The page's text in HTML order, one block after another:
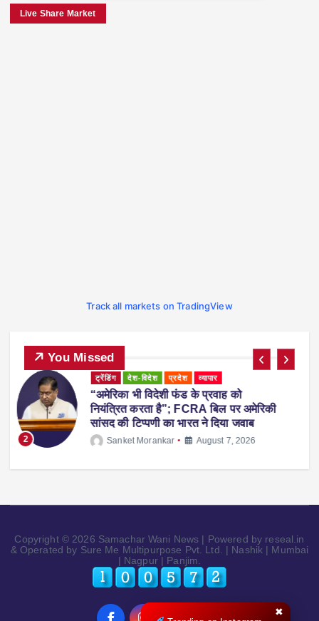
✖
Live Share Market
Track all markets on TradingView
You Missed
ट्रेंडिंग देश-विदेश प्रदेश महाराष्ट्र
महाराष्ट्र में नकली ‘एनालॉग पनीर’ पर 1 साल
का प्रतिबंध, होटल-रेस्टोरेंट में उपयोग करने पर
होगी सख्त कार्रवाई
Sanket Morankar August 5, 2026
Copyright © 2026 Samachar Wani News | Powered by reseal.in
& Operated by Sure Me Multipurpose Pvt. Ltd. | Nashik | Mumbai
| Nagpur | Panjim.